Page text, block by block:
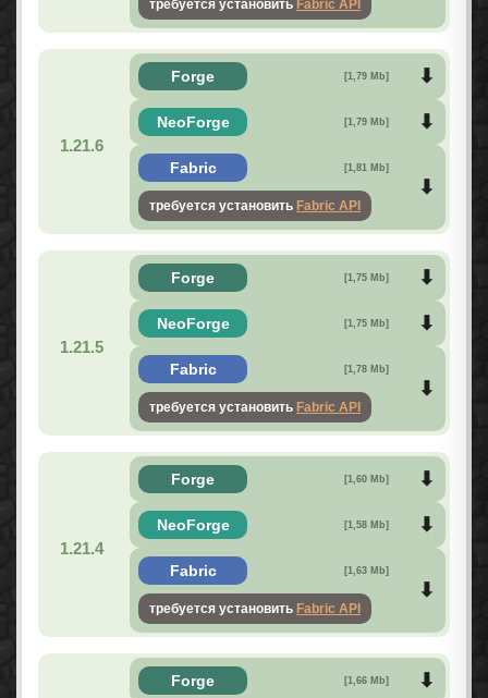
требуется установить Fabric API
1.21.6
Forge [1,79 Mb]
NeoForge [1,79 Mb]
Fabric [1,81 Mb]
требуется установить Fabric API
1.21.5
Forge [1,75 Mb]
NeoForge [1,75 Mb]
Fabric [1,78 Mb]
требуется установить Fabric API
1.21.4
Forge [1,60 Mb]
NeoForge [1,58 Mb]
Fabric [1,63 Mb]
требуется установить Fabric API
Forge [1,66 Mb]